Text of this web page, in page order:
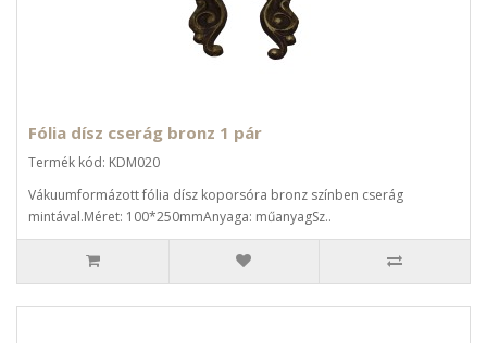
Fólia dísz cserág bronz 1 pár
Termék kód: KDM020
Vákuumformázott fólia dísz koporsóra bronz színben cserág
mintával.Méret: 100*250mmAnyaga: műanyagSz..